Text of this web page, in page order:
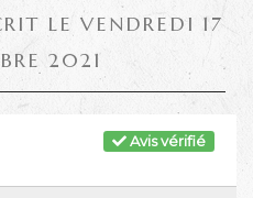
LE VENDREDI 17
2021
Avis vérifié